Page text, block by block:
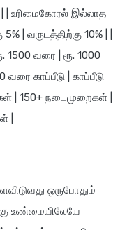
உரிமைகோரல் இல்லாத
| வருடத்திற்கு 10% | |
வரை | ரூ. 1000
வரை காப்பீடு | காப்பீடு
| 150+ நடைமுறைகள் |
|
ஒருபோதும்
உண்மையிலேயே